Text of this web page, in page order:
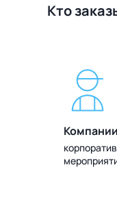
Кто
Компании